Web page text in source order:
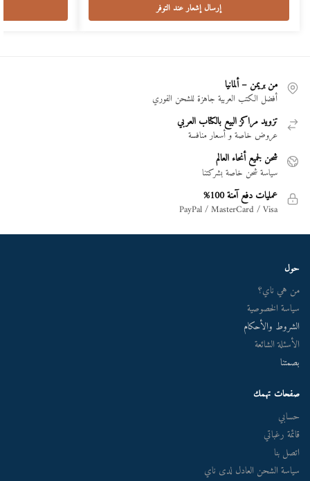
إرسال إشعار عند التوفر
من بريمن – ألمانيا
أفضل الكتب العربية جاهزة للشحن الفوري
تزويد مراكز البيع بالكتاب العربي
عروض خاصة و أسعار منافسة
شحن لجميع أنحاء العالم
سياسة شحن خاصة بشركتنا
عمليات دفع آمنة 100%
PayPal / MasterCard / Visa
حول
من هي ناي؟
سياسة الخصوصية
الشروط والأحكام
الأسئلة الشائعة
بصمتنا
صفحات تهمك
حسابي
قائمة رغباتي
اتصل بنا
سياسة الشحن العادل لدى ناي